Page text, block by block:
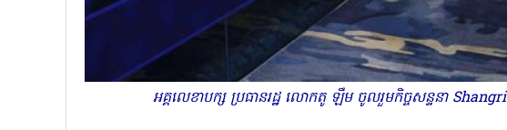
អគ្គលេខាបក្ស ប្រធានរដ្ឋ លោកតូ ឡឹម ចូលរួមកិច្ចសន្ទនា